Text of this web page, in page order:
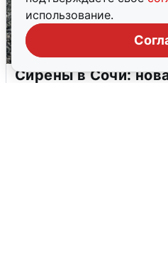
использование.
Сирены в Сочи: